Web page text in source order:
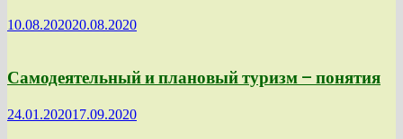
10.08.202020.08.2020
Самодеятельный и плановый туризм — понятия
24.01.202017.09.2020